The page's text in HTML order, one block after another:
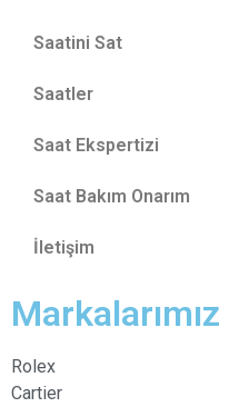
Saatini Sat
Saatler
Saat Ekspertizi
Saat Bakım Onarım
İletişim
Markalarımız
Rolex
Cartier